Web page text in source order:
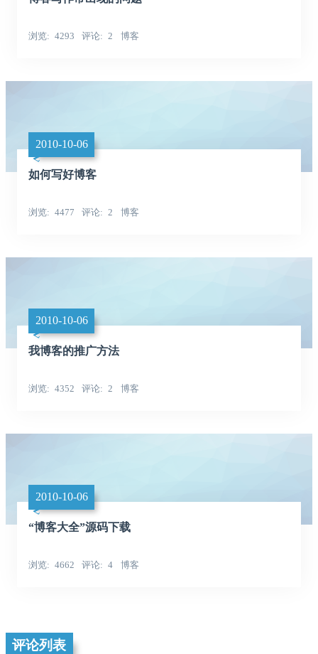
浏览 4293 评论 2 博客
2010-10-06
如何写好博客
浏览 4477 评论 2 博客
2010-10-06
我博客的推广方法
浏览 4352 评论 2 博客
2010-10-06
“博客大全”源码下载
浏览 4662 评论 4 博客
评论列表